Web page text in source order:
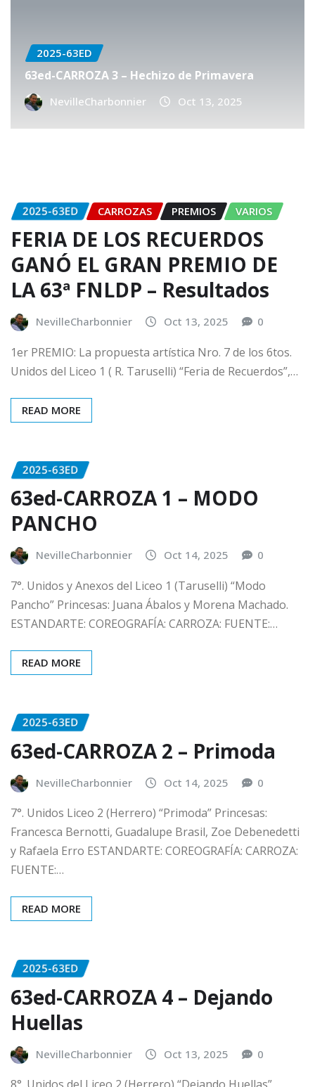
2025-63ED
63ed-CARROZA 3 – Hechizo de Primavera
NevilleCharbonnier Oct 13, 2025
2025-63ED CARROZAS PREMIOS VARIOS
FERIA DE LOS RECUERDOS
GANÓ EL GRAN PREMIO DE
LA 63ª FNLDP – Resultados
NevilleCharbonnier Oct 13, 2025 0
1er PREMIO: La propuesta artística Nro. 7 de los 6tos.
Unidos del Liceo 1 ( R. Taruselli) “Feria de Recuerdos”,…
READ MORE
2025-63ED
63ed-CARROZA 1 – MODO
PANCHO
NevilleCharbonnier Oct 14, 2025 0
7°. Unidos y Anexos del Liceo 1 (Taruselli) “Modo
Pancho” Princesas: Juana Ábalos y Morena Machado.
ESTANDARTE: COREOGRAFÍA: CARROZA: FUENTE:…
READ MORE
2025-63ED
63ed-CARROZA 2 – Primoda
NevilleCharbonnier Oct 14, 2025 0
7°. Unidos Liceo 2 (Herrero) “Primoda” Princesas:
Francesca Bernotti, Guadalupe Brasil, Zoe Debenedetti
y Rafaela Erro ESTANDARTE: COREOGRAFÍA: CARROZA:
FUENTE:…
READ MORE
2025-63ED
63ed-CARROZA 4 – Dejando
Huellas
NevilleCharbonnier Oct 13, 2025 0